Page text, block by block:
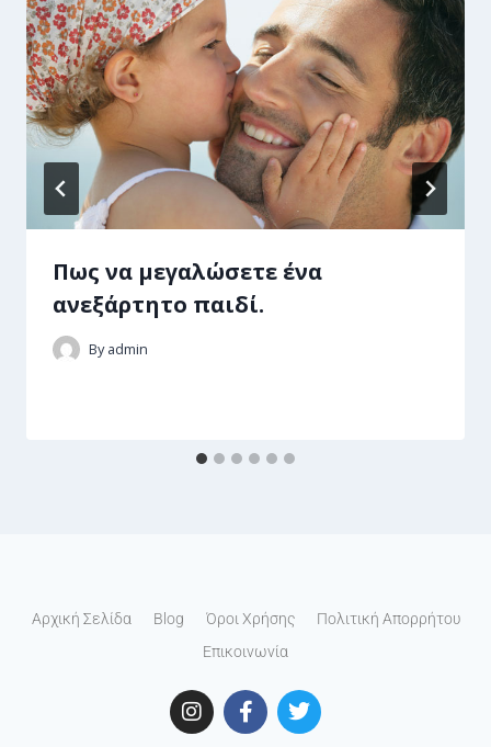
Πως να μεγαλώσετε ένα
ανεξάρτητο παιδί.
By admin
Αρχική Σελίδα Blog Όροι Χρήσης
Πολιτική Απορρήτου
Επικοινωνία